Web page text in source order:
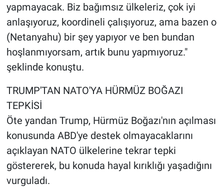
yapmayacak. Biz bağımsız ülkeleriz, çok iyi
anlaşıyoruz, koordineli çalışıyoruz, ama bazen o
(Netanyahu) bir şey yapıyor ve ben bundan
hoşlanmıyorsam, artık bunu yapmıyoruz."
şeklinde konuştu.
TRUMP'TAN NATO'YA HÜRMÜZ BOĞAZI
TEPKİSİ
Öte yandan Trump, Hürmüz Boğazı'nın açılması
konusunda ABD'ye destek olmayacaklarını
açıklayan NATO ülkelerine tekrar tepki
göstererek, bu konuda hayal kırıklığı yaşadığını
vurguladı.